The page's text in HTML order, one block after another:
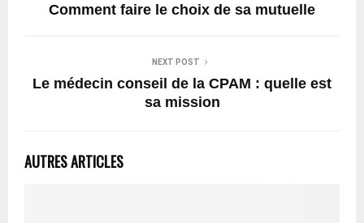
Comment faire le choix de sa mutuelle
NEXT POST
Le médecin conseil de la CPAM : quelle est
sa mission
AUTRES ARTICLES